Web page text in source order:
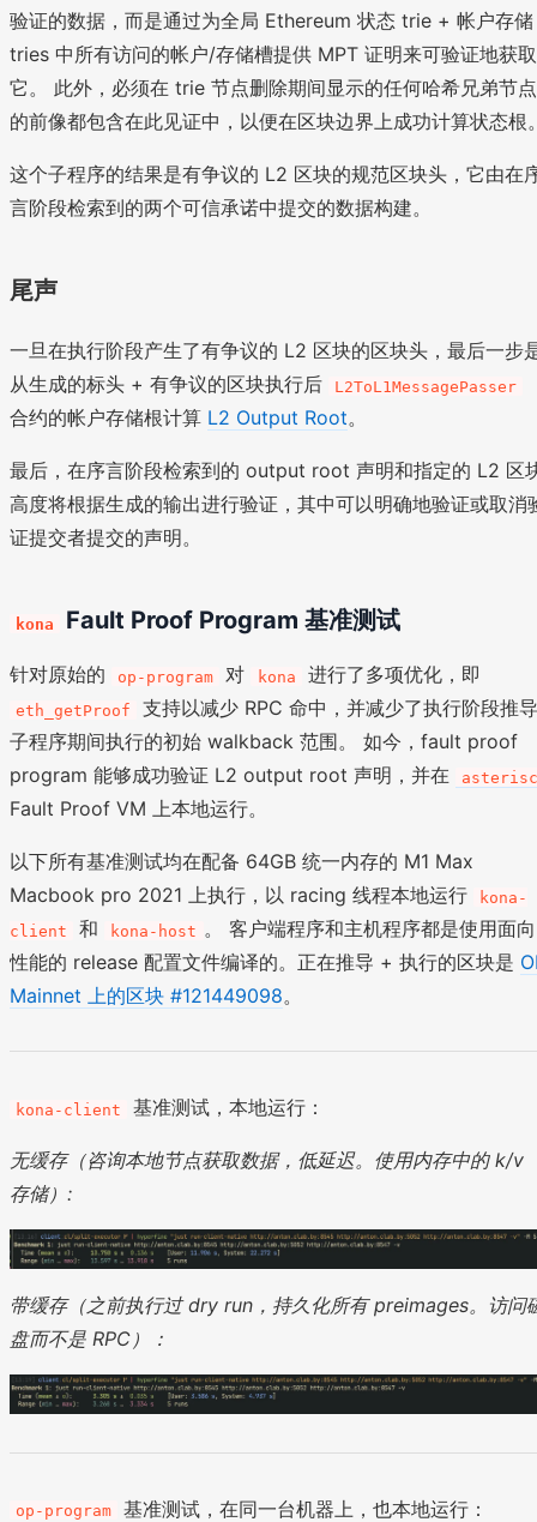
验证的数据，而是通过为全局 Ethereum 状态 trie + 帐户存储
tries 中所有访问的帐户/存储槽提供 MPT 证明来可验证地获取
它。 此外，必须在 trie 节点删除期间显示的任何哈希兄弟节点
的前像都包含在此见证中，以便在区块边界上成功计算状态根
这个子程序的结果是有争议的 L2 区块的规范区块头，它由在
言阶段检索到的两个可信承诺中提交的数据构建。
尾声
一旦在执行阶段产生了有争议的 L2 区块的区块头，最后一步
从生成的标头 + 有争议的区块执行后
L2ToL1MessagePasser
合约的帐户存储根计算 L2 Output Root。
最后，在序言阶段检索到的 output root 声明和指定的 L2 区
高度将根据生成的输出进行验证，其中可以明确地验证或取消
证提交者提交的声明。
kona Fault Proof Program 基准测试
针对原始的 op-program 对 kona 进行了多项优化，即
eth_getProof
支持以减少 RPC 命中，并减少了执行阶段推
子程序期间执行的初始 walkback 范围。 如今，fault proof
program 能够成功验证 L2 output root 声明，并在
Fault Proof VM 上本地运行。
以下所有基准测试均在配备 64GB 统一内存的 M1 Max
Macbook pro 2021 上执行，以 racing 线程本地运行
kona-
client
和 kona-host 。 客户端程序和主机程序都是使用面向
性能的 release 配置文件编译的。正在推导 + 执行的区块是
Mainnet 上的区块 #121449098。
kona-client 基准测试，本地运行：
无缓存（咨询本地节点获取数据，低延迟。使用内存中的 k/v
存储）:
带缓存（之前执行过 dry run，持久化所有 preimages。访问
盘而不是 RPC）：
op-program 基准测试，在同一台机器上，也本地运行：